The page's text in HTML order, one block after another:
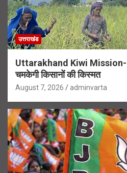
उत्तराखंड
Uttarakhand Kiwi Mission-
चमकेगी किसानों की किस्मत
August 7, 2026 adminvarta